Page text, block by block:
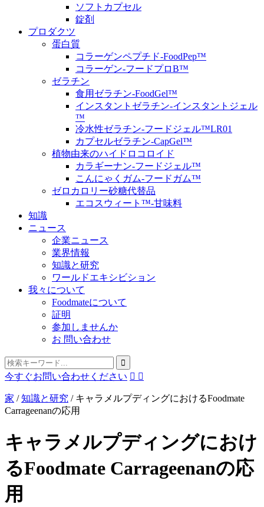
ソフトカプセル
錠剤
プロダクツ
蛋白質
コラーゲンペプチド-FoodPep™
コラーゲン-フードプロB™
ゼラチン
食用ゼラチン-FoodGel™
インスタントゼラチン-インスタントジェル
™
冷水性ゼラチン-フードジェル™LR01
カプセルゼラチン-CapGel™
植物由来のハイドロコロイド
カラギーナン-フードジェル™
こんにゃくガム-フードガム™
ゼロカロリー砂糖代替品
エコスウィート™-甘味料
知識
ニュース
企業ニュース
業界情報
知識と研究
ワールドエキシビション
我々について
Foodmateについて
証明
参加しませんか
お 問い合わせ
今すぐお問い合わせください  
家 /知識と研究 / キャラメルプディングにおけるFoodmate
Carrageenanの応用
キャラメルプディングにおけ
るFoodmate Carrageenanの応
用